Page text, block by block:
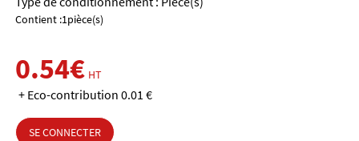
Contient :1pièce(s)
0.54€ HT
+ Eco-contribution 0.01 €
SE CONNECTER